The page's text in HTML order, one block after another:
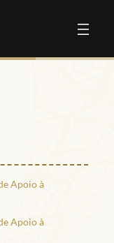
Apoio à
Apoio à